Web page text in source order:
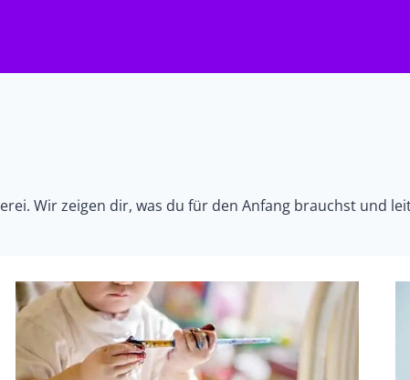
Wir zeigen dir, was du für den Anfang brauchst und